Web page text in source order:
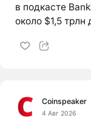
в подкасте
около $1,5 трлн
Coinspeaker
4 Авг 2026